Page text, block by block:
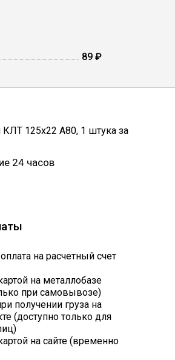
сваи
заборные
89 ₽
КЛТ 125х22 А80, 1 штука за
24 часов
на расчетный счет
на металлобазе
при самовывозе)
получении груза на
(доступно только для
на сайте (временно